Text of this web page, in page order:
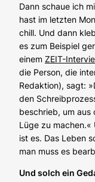
Dann schaue ich
hast im letzten
chill. Und dann
es zum Beispiel
einem ZEIT-
die Person, die
Redaktion), sagt:
den
beschrieb, um aus
Lüge zu machen.«
ist es. Das Leben
man muss es
Und solch ein